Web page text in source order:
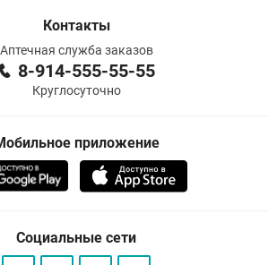
Контакты
Аптечная служба заказов
8-914-555-55-55
Круглосуточно
приложение
Социальные сети